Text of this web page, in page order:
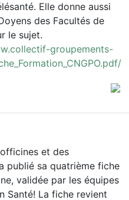
Elle donne aussi
des Facultés de
le sujet.
groupements-
et des
publié sa quatrième fiche
validée par les équipes
Santé! La fiche revient